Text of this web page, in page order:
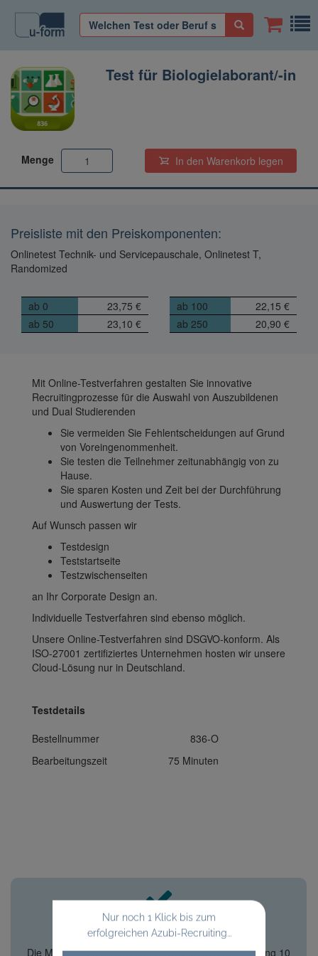
Test für Biologielaborant/-in
Menge In den Warenkorb legen
Preisliste mit den Preiskomponenten:
Onlinetest Technik- und Servicepauschale, Onlinetest T,
Randomized
ab 0
23,75 €
ab 50
23,10 €
ab 100
22,15 €
ab 250
20,90 €
Mit Online-Testverfahren gestalten Sie innovative
Recruitingprozesse für die Auswahl von Auszubildenen
und Dual Studierenden
Sie vermeiden Sie Fehlentscheidungen auf Grund
von Voreingenommenheit.
Sie testen die Teilnehmer zeitunabhängig von zu
Hause.
Sie sparen Kosten und Zeit bei der Durchführung
und Auswertung der Tests.
Auf Wunsch passen wir
Testdesign
Teststartseite
Testzwischenseiten
an Ihr Corporate Design an.
Individuelle Testverfahren sind ebenso möglich.
Unsere Online-Testverfahren sind DSGVO-konform. Als
ISO-27001 zertifiziertes Unternehmen hosten wir unsere
Cloud-Lösung nur in Deutschland.
Testdetails
Bestellnummer
836-O
Bearbeitungszeit
75 Minuten
Info zur Erstbestellung
Die Mindestbestellmenge beträgt bei der Erstbestellung 10
Nur noch 1 Klick bis zum
erfolgreichen Azubi-Recruiting...